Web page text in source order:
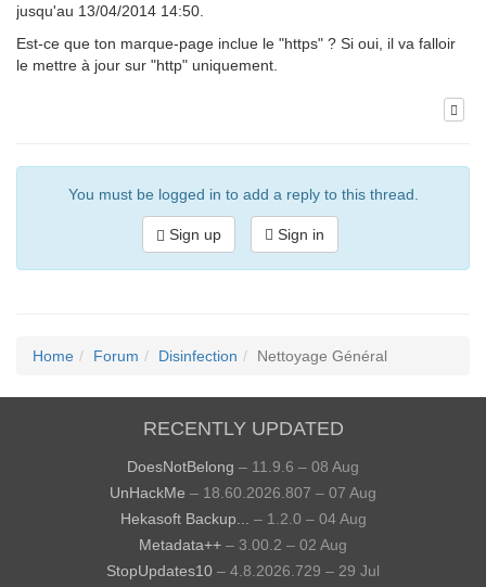
jusqu'au 13/04/2014 14:50.
Est-ce que ton marque-page inclue le "https" ? Si oui, il va falloir
le mettre à jour sur "http" uniquement.
You must be logged in to add a reply to this thread.
Sign up Sign in
Home Forum Disinfection Nettoyage Général
RECENTLY UPDATED
DoesNotBelong – 11.9.6 – 08 Aug
UnHackMe – 18.60.2026.807 – 07 Aug
Hekasoft Backup... – 1.2.0 – 04 Aug
Metadata++ – 3.00.2 – 02 Aug
StopUpdates10 – 4.8.2026.729 – 29 Jul